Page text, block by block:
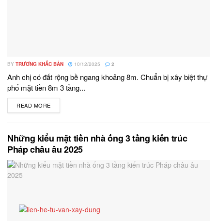
BY TRƯƠNG KHẮC BẢN 10/12/2025 2
Anh chị có đất rộng bề ngang khoảng 8m. Chuẩn bị xây biệt thự
phố mặt tiền 8m 3 tầng...
READ MORE
Những kiểu mặt tiền nhà ống 3 tầng kiến trúc
Pháp châu âu 2025